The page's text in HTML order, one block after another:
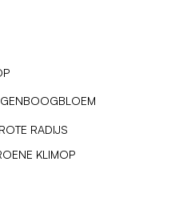
RADIJS
KLIMOP